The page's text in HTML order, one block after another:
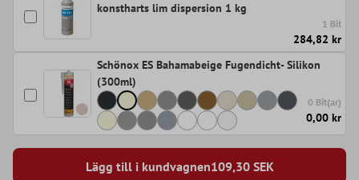
konstharts lim dispersion 1 kg
1 Bit
284,82 kr
Schönox ES Bahamabeige Fugendicht- Silikon
(300ml)
0 Bit(ar)
0,00 kr
Lägg till i kundvagnen109,30SEK